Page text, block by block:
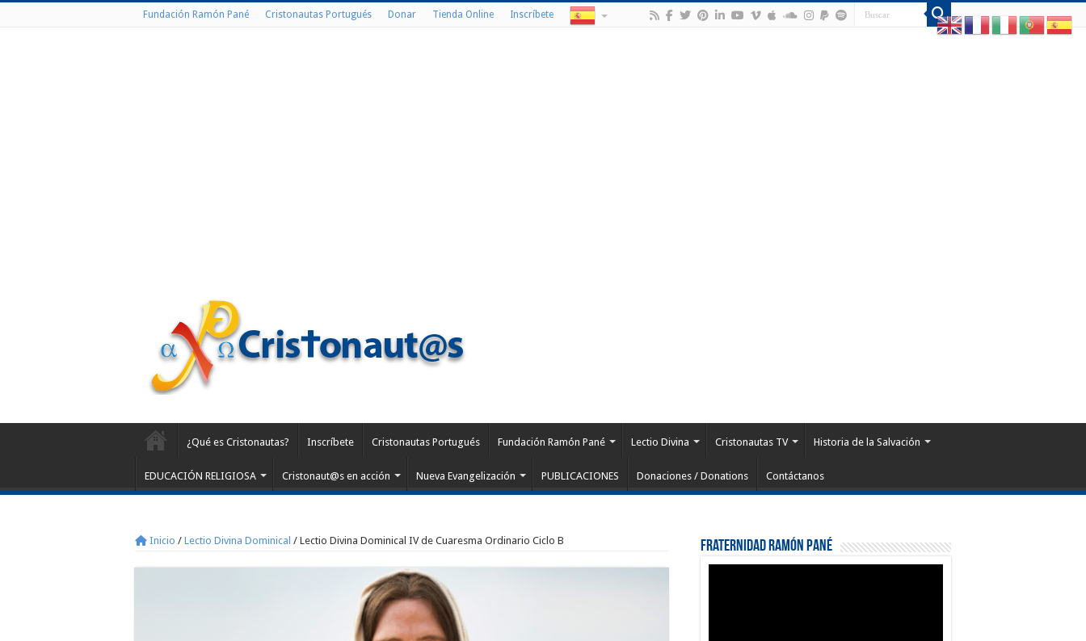
Fundación Ramón Pané Cristonautas Portugués Donar Tienda Online Inscríbete
¿Qué es Cristonautas? Inscríbete Cristonautas Portugués Fundación Ramón Pané Lectio Divina Cristonautas TV Historia de la Salvación
EDUCACIÓN RELIGIOSA Cristonaut@s en acción Nueva Evangelización PUBLICACIONES Donaciones / Donations Contáctanos
Inicio / Lectio Divina Dominical / Lectio Divina Dominical IV de Cuaresma Ordinario Ciclo B Fraternidad Ramón Pané